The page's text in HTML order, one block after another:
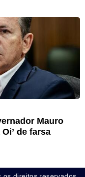
Mauro
de farsa